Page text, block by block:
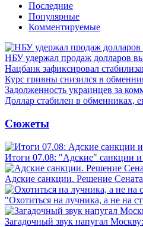
Последние
Популярные
Комментируемые
НБУ удержал продаж долларов
Нацбанк зафиксировал
Курс гривны снизился в
Задолженность украинцев за
Доллар стабилен в обменниках,
Сюжеты
Итоги 07.08: "Адские" санкции
Адские санкции. Решение
"Охотиться на лучника, а не на
Загадочный звук напугал